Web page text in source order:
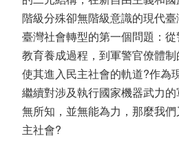
階級分殊卻無階級意識的現代
臺灣社會轉型的第一個問題：
教育養成過程，到軍警官僚體
使其進入民主社會的軌道?作為
繼續對涉及執行國家機器武力
無所知，並無能為力，那麼我
主社會?